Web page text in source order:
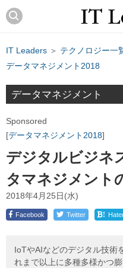
IT Leaders ＞ テクノロジー一
データマネジメント2018
データマネジメント
Sponsored
データマネジメント2018
デジタルビジネ
タマネジメント
2018年4月25日(水)
Facebook Twitter !
IoTやAIなどのデジタル技術
れまで以上に多種多様かつ